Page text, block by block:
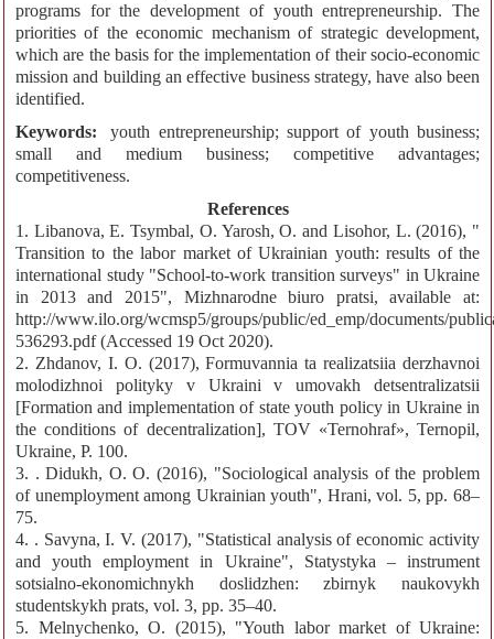
programs for the development of youth entrepreneurship. The
priorities of the economic mechanism of strategic development,
which are the basis for the implementation of their socio-economic
mission and building an effective business strategy, have also been
identified.
Keywords:
youth entrepreneurship; support of youth business;
small and medium business; competitive advantages;
competitiveness.
References
1. Libanova, E. Tsymbal, O. Yarosh, O. and Lisohor, L. (2016), "
Transition to the labor market of Ukrainian youth: results of the
international study "School-to-work transition surveys" in Ukraine
in 2013 and 2015", Mizhnarodne biuro pratsi, available at:
http://www.ilo.org/wcmsp5/groups/public/ed_emp/documents/
536293.pdf (Accessed 19 Oct 2020).
2. Zhdanov, I. O. (2017), Formuvannia ta realizatsiia derzhavnoi
molodizhnoi polityky v Ukraini v umovakh detsentralizatsii
[Formation and implementation of state youth policy in Ukraine in
the conditions of decentralization], TOV «Ternohraf», Ternopil,
Ukraine, P. 100.
3. . Didukh, O. O. (2016), "Sociological analysis of the problem
of unemployment among Ukrainian youth", Hrani, vol. 5, pp. 68–
75.
4. . Savyna, I. V. (2017), "Statistical analysis of economic activity
and youth employment in Ukraine", Statystyka – instrument
sotsialno-ekonomichnykh doslidzhen: zbirnyk naukovykh
studentskykh prats, vol. 3, pp. 35–40.
5. Melnychenko, O. (2015), "Youth labor market of Ukraine: